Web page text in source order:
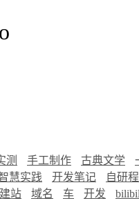
测 手工制作 古典文学
慧实践 开发笔记
自研
建站 域名 车 开发